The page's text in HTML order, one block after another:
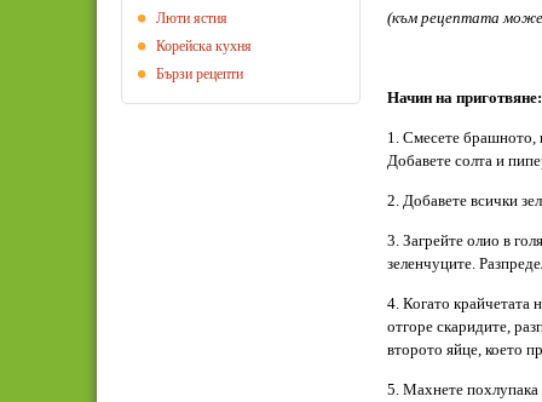
(към рецептата
Начин на приготвяне:
1. Смесете брашното,
Добавете солта и
2. Добавете всички
3. Загрейте олио в
зеленчуците.
4. Когато крайчетата
отгоре скаридите,
второто яйце, което
5. Махнете похлупака
Люти ястия
Корейска кухня
Бързи рецепти